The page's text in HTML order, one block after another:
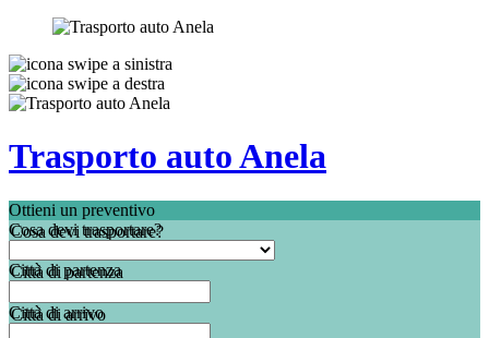
Trasporto auto Anela
Ottieni un preventivo
Cosa devi trasportare?
Città di partenza
Città di arrivo